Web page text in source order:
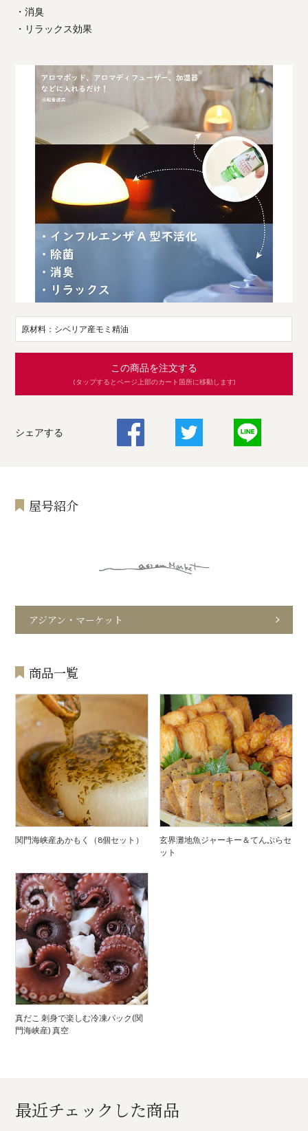
・消臭
・リラックス効果
原材料：シベリア産モミ精油
この商品を注文する
(タップするとページ上部のカート箇所に移動します)
シェアする
屋号紹介
アジアン・マーケット
商品一覧
関門海峡産あかもく（8個セット）
玄界灘地魚ジャーキー＆てんぷらセ
ット
真だこ 刺身で楽しむ冷凍パック(関
門海峡産) 真空
最近チェックした商品